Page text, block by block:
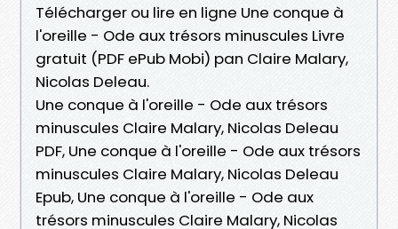
Télécharger ou lire en ligne Une conque à
l'oreille - Ode aux trésors minuscules Livre
gratuit (PDF ePub Mobi) pan Claire Malary,
Nicolas Deleau.
Une conque à l'oreille - Ode aux trésors
minuscules Claire Malary, Nicolas Deleau
PDF, Une conque à l'oreille - Ode aux trésors
minuscules Claire Malary, Nicolas Deleau
Epub, Une conque à l'oreille - Ode aux
trésors minuscules Claire Malary, Nicolas